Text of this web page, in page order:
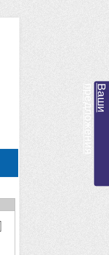
В
а
ш
и
п
р
е
д
л
о
ж
е
н
и
я